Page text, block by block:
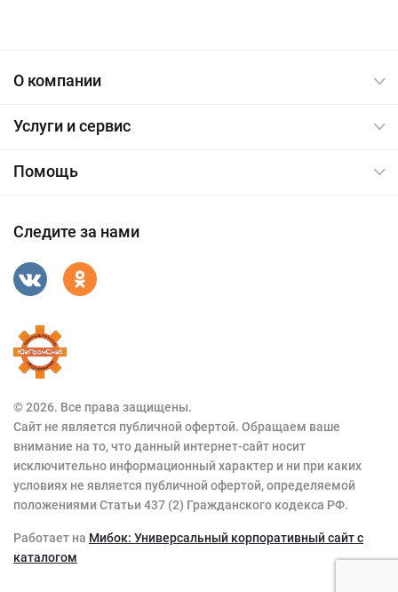
О компании
Услуги и сервис
Помощь
Следите за нами
© 2026. Все права защищены.
Сайт не является публичной офертой. Обращаем ваше
внимание на то, что данный интернет-сайт носит
исключительно информационный характер и ни при каких
условиях не является публичной офертой, определяемой
положениями Статьи 437 (2) Гражданского кодекса РФ.
Работает на Мибок: Универсальный корпоративный сайт с
каталогом